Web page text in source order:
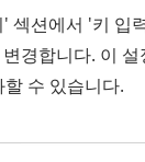
섹션에서 '키 입
경합니다. 이
수 있습니다.